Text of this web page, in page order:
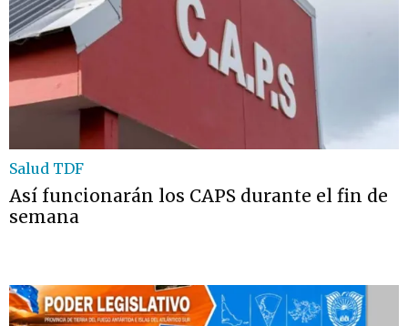
Salud TDF
Así funcionarán los CAPS durante el fin de
semana